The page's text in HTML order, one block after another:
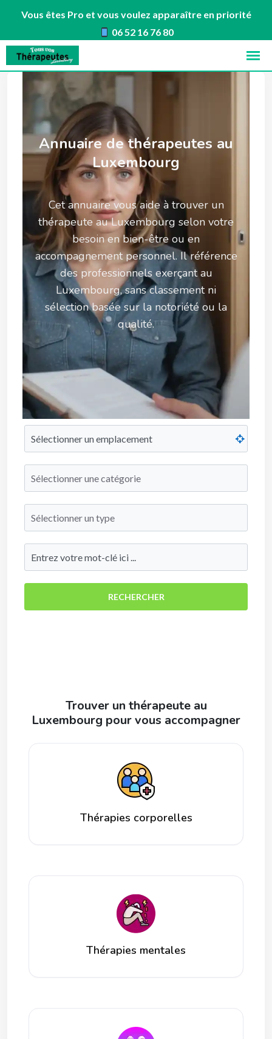
Vous êtes Pro et vous voulez apparaître en priorité
06 52 16 76 80
Annuaire de thérapeutes au
Luxembourg
Cet annuaire vous aide à trouver un
thérapeute au Luxembourg selon votre
besoin en bien-être ou en
accompagnement personnel. Il référence
des professionnels exerçant au
Luxembourg, sans classement ni
sélection basée sur la notoriété ou la
qualité.
RECHERCHER
Trouver un thérapeute au
Luxembourg pour vous accompagner
Thérapies corporelles
Thérapies mentales